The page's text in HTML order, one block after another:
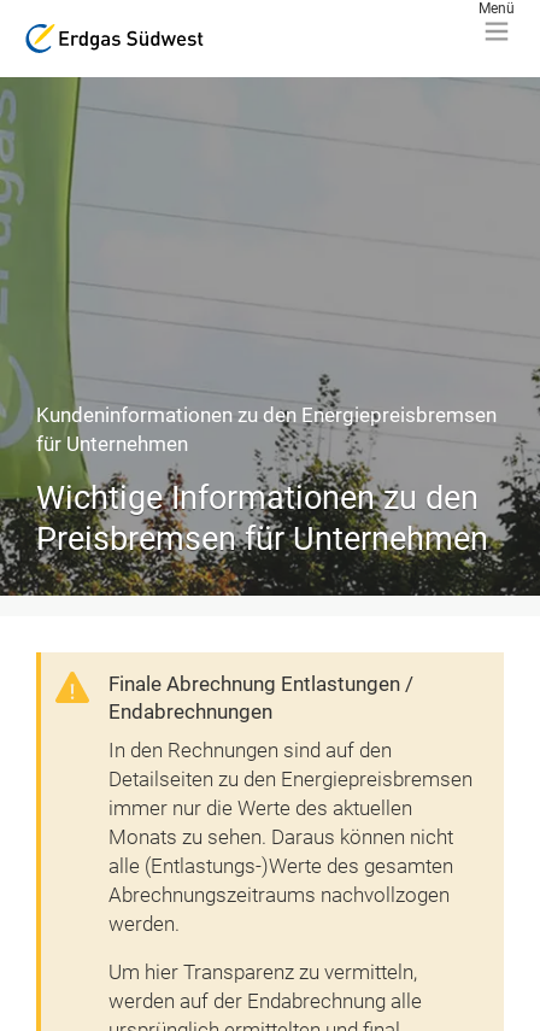
Kundeninformationen zu den Energiepreisbremsen
für Unternehmen
Wichtige Informationen zu den
Preisbremsen für Unternehmen
Finale Abrechnung Entlastungen /
Endabrechnungen
In den Rechnungen sind auf den
Detailseiten zu den Energiepreisbremsen
immer nur die Werte des aktuellen
Monats zu sehen. Daraus können nicht
alle (Entlastungs-)Werte des gesamten
Abrechnungszeitraums nachvollzogen
werden.
Um hier Transparenz zu vermitteln,
werden auf der Endabrechnung alle